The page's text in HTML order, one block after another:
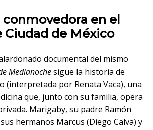
en el
Ciudad de México
documental del mismo
Medianochesigue la historia de
(interpretada por Renata Vaca), una
que, junto con su familia, opera
Marigaby, su padre Ramón
hermanos Marcus (Diego Calva) y